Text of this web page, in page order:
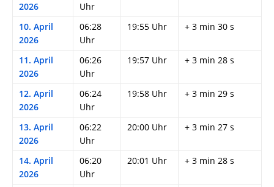
2026
Uhr
10. April
2026
06:28
Uhr
19:55 Uhr + 3 min 30 s
11. April
2026
06:26
Uhr
19:57 Uhr + 3 min 28 s
12. April
2026
06:24
Uhr
19:58 Uhr + 3 min 29 s
13. April
2026
06:22
Uhr
20:00 Uhr + 3 min 27 s
14. April
2026
06:20
Uhr
20:01 Uhr + 3 min 28 s